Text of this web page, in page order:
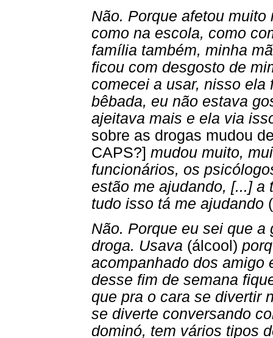
Não. Porque afetou
como na escola, como
família também, minha
ficou com desgosto de
comecei a usar, nisso ela
bêbada, eu não estava
ajeitava mais e ela via
sobre as drogas mudou
CAPS?] mudou muito,
funcionários, os
estão me ajudando, [...] a
tudo isso tá me ajudando
Não. Porque eu sei que
droga. Usava (álcool)
acompanhado dos amigo
desse fim de semana
que pra o cara se divertir
se diverte conversando
dominó, tem vários tipos